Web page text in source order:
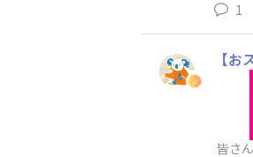
1
【
皆さ